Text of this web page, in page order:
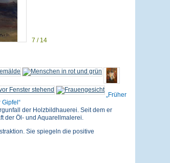
7 / 14
Früher
Gipfel
der Holzbildhauerei. Seit dem er
der Öl- und Aquarellmalerei.
Sie spiegeln die positive